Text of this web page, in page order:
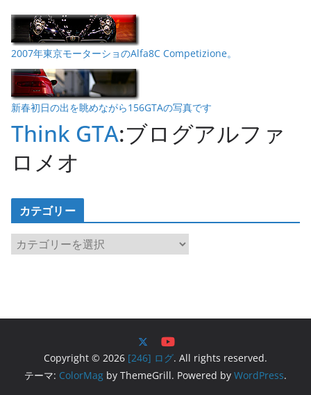
2007年東京モーターショのAlfa8C Competizione。
新春初日の出を眺めながら156GTAの写真です
Think GTA:ブログアルファ
ロメオ
カテゴリー
カ
テ
Copyright © 2026 [246] ログ. All rights reserved.
テーマ: ColorMag by ThemeGrill. Powered by WordPress.